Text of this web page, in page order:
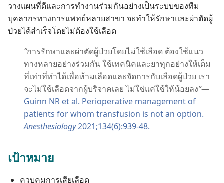
วาง​แผนที่​ดี​และ​การ​ทำ​งาน​ร่วม​กัน​อย่าง​เป็น​ระบบ​ของ​ทีม​
บุคลากร​ทาง​การ​แพทย์​หลาย​สาขา จะ​ทำ​ให้​รักษา​และ​ผ่าตัด​ผู้​
ป่วย​ได้​สำเร็จ​โดย​ไม่​ต้อง​ใช้​เลือด
“การ​รักษา​และ​ผ่าตัด​ผู้​ป่วย​โดย​ไม่​ใช้​เลือด ต้อง​ใช้​แนว​
ทาง​หลาย​อย่าง​ร่วม​กัน ใช้​เทคนิค​และ​ยา​ทุก​อย่าง​ให้​เต็ม​
ที่​เท่า​ที่​ทำ​ได้​เพื่อ​ห้าม​เลือด​และ​จัด​การ​กับ​เลือด​ผู้​ป่วย เรา​
จะ​ไม่​ใช้​เลือด​จาก​ผู้​บริจาค​เลย ไม่​ใช่​แค่​ใช้​ให้​น้อย​ลง”—
Guinn NR et al. Perioperative management of
patients for whom transfusion is not an option.
Anesthesiology2021;134(6):939-48.
เป้าหมาย
ควบคุม​การ​เสีย​เลือด